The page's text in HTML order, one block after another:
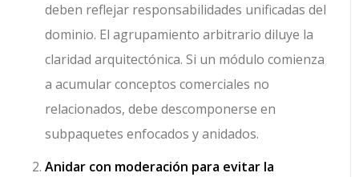
deben reflejar responsabilidades unificadas del
dominio. El agrupamiento arbitrario diluye la
claridad arquitectónica. Si un módulo comienza
a acumular conceptos comerciales no
relacionados, debe descomponerse en
subpaquetes enfocados y anidados.
Anidar con moderación para evitar la